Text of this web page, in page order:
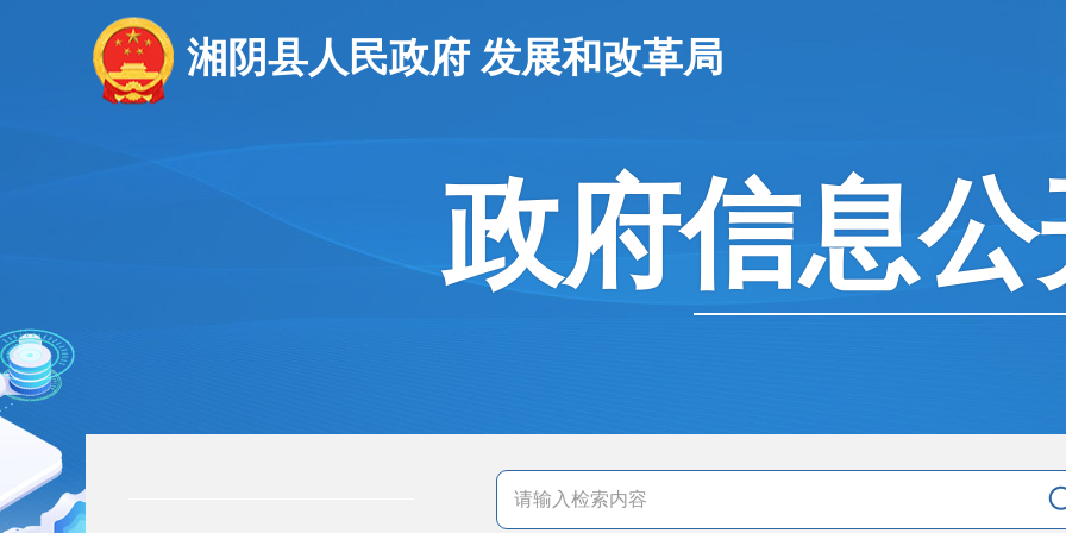
湘阴县人民政府 发展和改革局
政府信息公